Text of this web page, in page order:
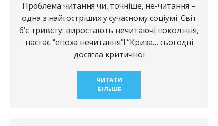
Проблема читання чи, точніше, не-читання –
одна з найгостріших у сучасному соціумі. Світ
б’є тривогу: виростають нечитаючі покоління,
настає “епоха нечитання”! “Криза… сьогодні
досягла критичної
ЧИТАТИ
БІЛЬШЕ